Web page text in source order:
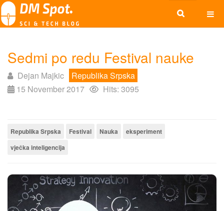
Sedmi po redu Festival nauke
Dejan Majkic
Republika Srpska
15 November 2017
Hits: 3095
Republika Srpska Festival Nauka
eksperiment
vječka inteligencija